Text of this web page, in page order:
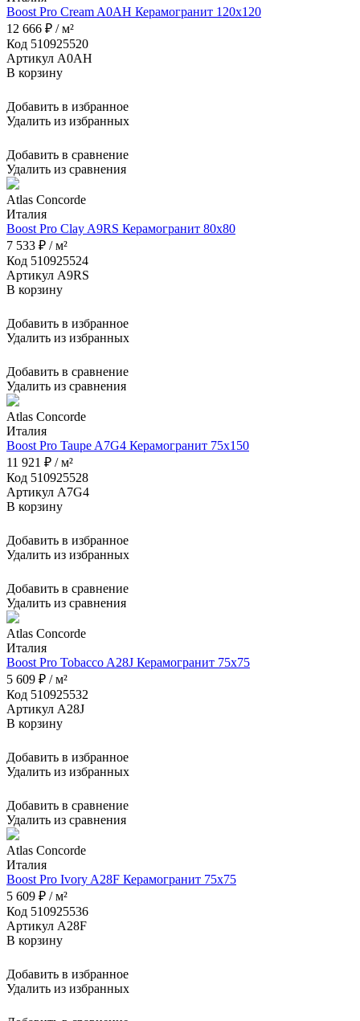
Boost Pro Cream A0AH Керамогранит 120x120
12 666 ₽ / м²
Код 510925520
Артикул A0AH
В корзину
Добавить в избранное
Удалить из избранных
Добавить в сравнение
Удалить из сравнения
Atlas Concorde
Италия
Boost Pro Clay A9RS Керамогранит 80x80
7 533 ₽ / м²
Код 510925524
Артикул A9RS
В корзину
Добавить в избранное
Удалить из избранных
Добавить в сравнение
Удалить из сравнения
Atlas Concorde
Италия
Boost Pro Taupe A7G4 Керамогранит 75x150
11 921 ₽ / м²
Код 510925528
Артикул A7G4
В корзину
Добавить в избранное
Удалить из избранных
Добавить в сравнение
Удалить из сравнения
Atlas Concorde
Италия
Boost Pro Tobacco A28J Керамогранит 75x75
5 609 ₽ / м²
Код 510925532
Артикул A28J
В корзину
Добавить в избранное
Удалить из избранных
Добавить в сравнение
Удалить из сравнения
Atlas Concorde
Италия
Boost Pro Ivory A28F Керамогранит 75x75
5 609 ₽ / м²
Код 510925536
Артикул A28F
В корзину
Добавить в избранное
Удалить из избранных